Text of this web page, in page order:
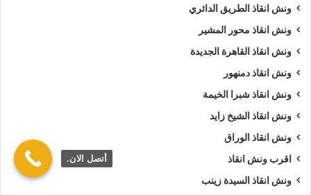
ونش انقاذ الطريق الدائري
ونش انقاذ محور المشير
ونش انقاذ القاهرة الجديدة
ونش انقاذ دمنهور
ونش انقاذ شبرا الخيمة
ونش انقاذ الشيخ زايد
ونش انقاذ الوراق
اقرب ونش انقاذ
ونش انقاذ السيدة زينب
أتصل الان.